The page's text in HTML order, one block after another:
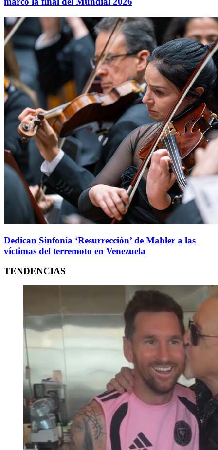
Dedican Sinfonía ‘Resurrección’ de Mahler a las
víctimas del terremoto en Venezuela
TENDENCIAS